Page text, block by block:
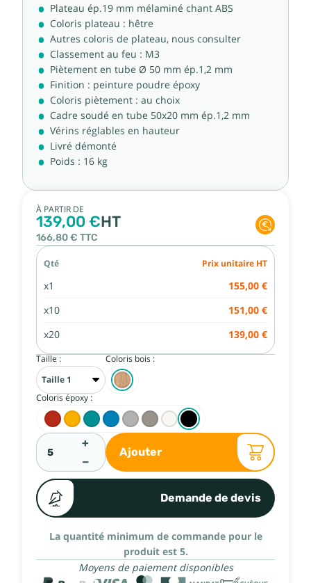
Plateau ép.19 mm mélaminé chant ABS
Coloris plateau : hêtre
Autres coloris de plateau, nous consulter
Classement au feu : M3
Piètement en tube Ø 50 mm ép.1,2 mm
Finition : peinture poudre époxy
Coloris piètement : au choix
Cadre soudé en tube 50x20 mm ép.1,2 mm
Vérins réglables en hauteur
Livré démonté
Poids : 16 kg
À PARTIR DE
139,00 €HT
166,80 € TTC
Qté Prix unitaire HT
x1 155,00 €
x10 151,00 €
x20 139,00 €
Taille : Coloris bois :
Coloris époxy :
+
−
Ajouter
Demande de devis
La quantité minimum de commande pour le
produit est 5.
Moyens de paiement disponibles